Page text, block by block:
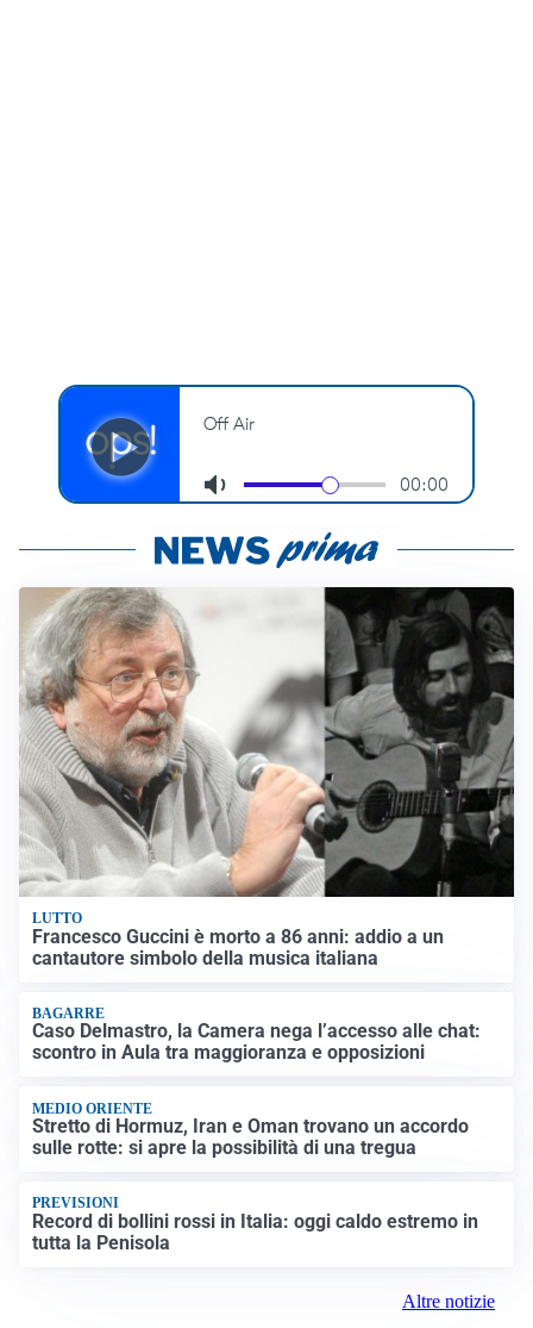
LUTTO
Francesco Guccini è morto a 86 anni: addio a un
cantautore simbolo della musica italiana
BAGARRE
Caso Delmastro, la Camera nega l’accesso alle chat:
scontro in Aula tra maggioranza e opposizioni
MEDIO ORIENTE
Stretto di Hormuz, Iran e Oman trovano un accordo
sulle rotte: si apre la possibilità di una tregua
PREVISIONI
Record di bollini rossi in Italia: oggi caldo estremo in
tutta la Penisola
Altre notizie